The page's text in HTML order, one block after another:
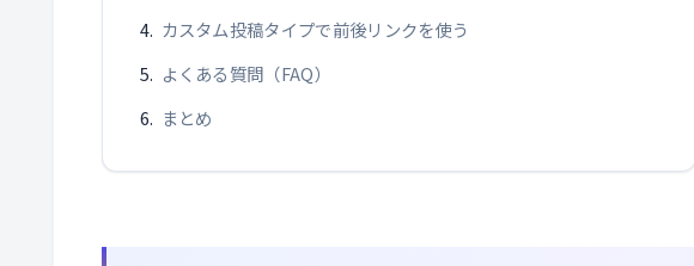
カスタム投稿タイプで前後リンクを使う
よくある質問（FAQ）
まとめ